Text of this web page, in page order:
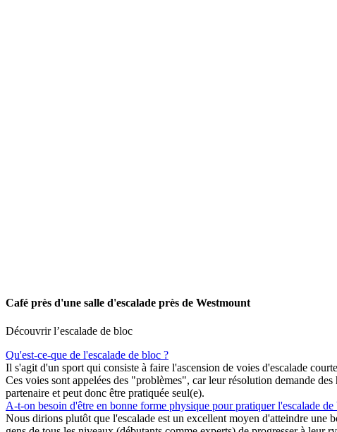
Café près d'une salle d'escalade près de Westmount
Découvrir l’escalade de bloc
Qu'est-ce-que de l'escalade de bloc ?
Il s'agit d'un sport qui consiste à faire l'ascension de voies d'escalade
Ces voies sont appelées des "problèmes", car leur résolution demande
partenaire et peut donc être pratiquée seul(e).
A-t-on besoin d'être en bonne forme physique pour pratiquer l'escalade de
Nous dirions plutôt que l'escalade est un excellent moyen d'atteindre